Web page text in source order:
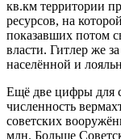
кв.км территории
ресурсов, на
показавших потом
власти. Гитлер же
населённой и
Ещё две цифры для
численность
советских
млн. Больше